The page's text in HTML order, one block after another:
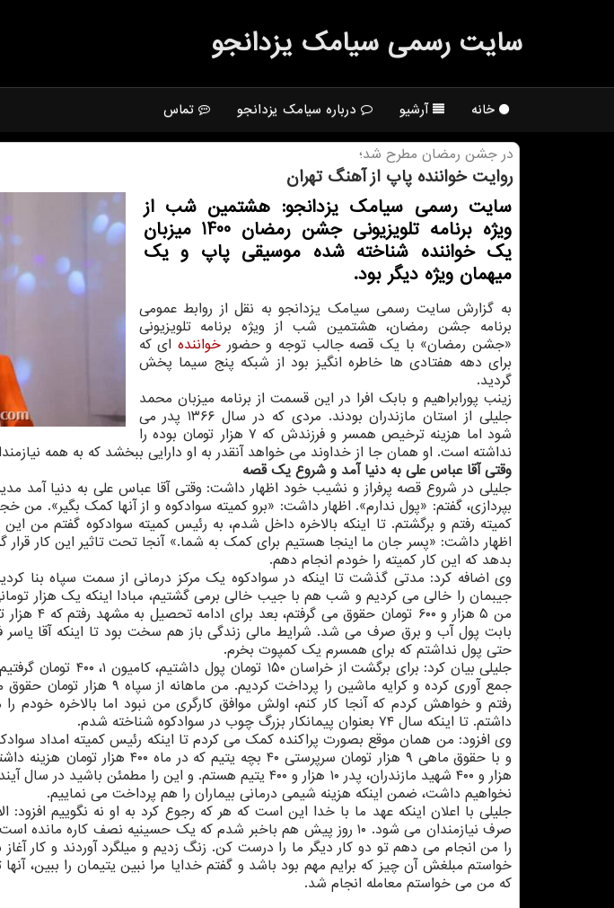
سایت رسمی سیامك یزدانجو
خانه آرشیو درباره سیامک یزدانجو تماس
در جشن رمضان مطرح شد؛
روایت خواننده پاپ از آهنگ تهران
سایت رسمی سیامک یزدانجو: هشتمین شب از
ویژه برنامه تلویزیونی جشن رمضان 1400 میزبان
یک خواننده شناخته شده موسیقی پاپ و یک
میهمان ویژه دیگر بود.
به گزارش سایت رسمی سیامک یزدانجو به نقل از روابط عمومی
برنامه جشن رمضان، هشتمین شب از ویژه برنامه تلویزیونی
«جشن رمضان» با یک قصه جالب توجه و حضورخواننده ای که
برای دهه هفتادی ها خاطره انگیز بود از شبکه پنج سیما پخش
گردید.
زینب پورابراهیم و بابک افرا در این قسمت از برنامه میزبان محمد
جلیلی از استان مازندران بودند. مردی که در سال ۱۳۶۶ پدر می
شود اما هزینه ترخیص همسر و فرزندش که ۷ هزار تومان بوده را
نداشته است. او همان جا از خداوند می خواهد آنقدر به او دارایی ببخشد که به همه
وقتی آقا عباس علی به دنیا آمد و شروع یک قصه
جلیلی در شروع قصه پرفراز و نشیب خود اظهار داشت: وقتی آقا عباس علی به دنیا آمد
بپردازی، گفتم: «پول ندارم». اظهار داشت: «برو کمیته سوادکوه و از آنها کمک بگیر». من
کمیته رفتم و برگشتم. تا اینکه بالاخره داخل شدم، به رئیس کمیته سوادکوه گفتم من
اظهار داشت: «پسر جان ما اینجا هستیم برای کمک به شما.» آنجا تحت تاثیر این کار
بدهد که این کار کمیته را خودم انجام دهم.
وی اضافه کرد: مدتی گذشت تا اینکه در سوادکوه یک مرکز درمانی از سمت سپاه بنا
جیبمان را خالی می کردیم و شب هم با جیب خالی برمی گشتیم، مبادا اینکه یک هزار
بابت پول آب و برق صرف می شد. شرایط مالی زندگی باز هم سخت بود تا اینکه آقا یاسر
حتی پول نداشتم که برای همسرم یک کمپوت بخرم.
جلیلی بیان کرد: برای برگشت
جمع آوری کرده و کرایه ماشین را
داشتم. تا اینکه سال ۷۴ بعنوان پیمانکار بزرگ چوب در سوادکوه شناخته شدم.
وی افزود: من همان موقع بصورت پراکنده کمک می کردم تا اینکه رئیس کمیته امداد
هزار و ۴۰۰ شهید مازندران، پدر ۱۰ هزار و ۴۰۰ یتیم هستم. و این را
نخواهیم داشت، ضمن اینکه هزینه شیمی درمانی بیماران را هم پرداخت می نماییم.
جلیلی با اعلان اینکه عهد ما با خدا این است که هر که رجوع کرد به او نه نگوییم افزود:
صرف نیازمندان می شود. ۱۰ روز پیش هم باخبر شدم که یک حسینیه نصف کاره
را من انجام می دهم تو دو کار دیگر ما را درست کن. زنگ زدیم و میلگرد آوردند و کار
که من می خواستم معامله انجام شد.